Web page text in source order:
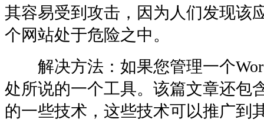
其容易受到攻击，因为人们发现该
个网站处于危险之中。
解决方法：如果您管理一个
处所说的一个工具。该篇文章还包
的一些技术，这些技术可以推广到